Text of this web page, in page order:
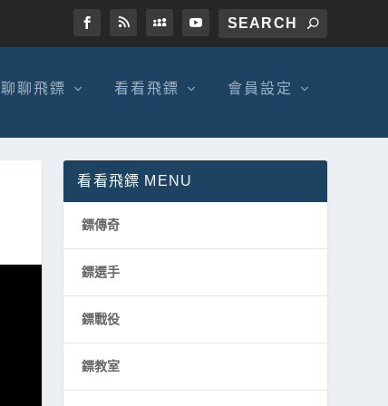
聊聊飛鏢 看看飛鏢 會員設定
看看飛鏢 MENU
鏢傳奇
鏢選手
鏢戰役
‌鏢教室